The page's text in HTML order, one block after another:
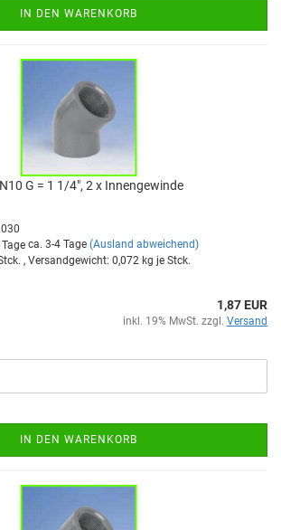
IN DEN WARENKORB
G = 1 1/4", 2 x In­nen­ge­win­de
ca. 3-4 Tage (Ausland abweichend)
, Versandgewicht: 0,072 kg je Stck.
1,87 EUR
inkl. 19% MwSt. zzgl. Versand
IN DEN WARENKORB